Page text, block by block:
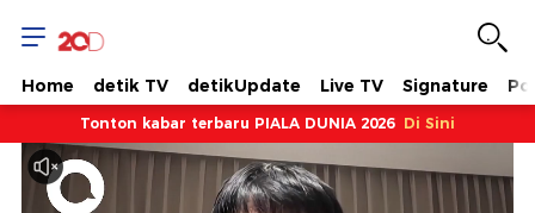
Home detik TV detikUpdate Live TV Signature
Tonton kabar terbaru PIALA DUNIA 2026 Di Sini